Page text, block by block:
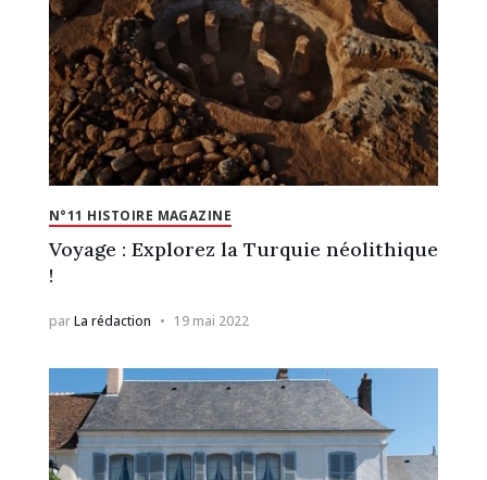
N°11 HISTOIRE MAGAZINE
Voyage : Explorez la Turquie néolithique
!
parLa rédaction 19 mai 2022